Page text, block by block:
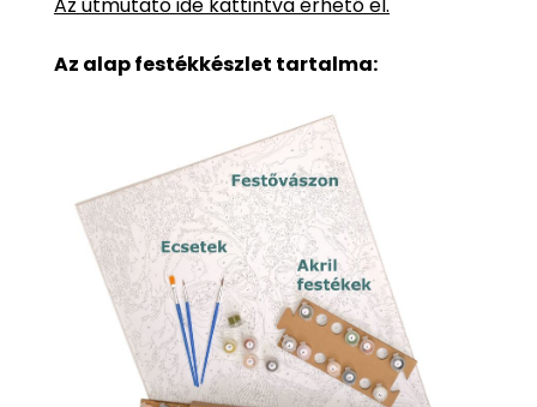
Az útmutató ide kattintva érhető el.
Az alap festékkészlet tartalma: